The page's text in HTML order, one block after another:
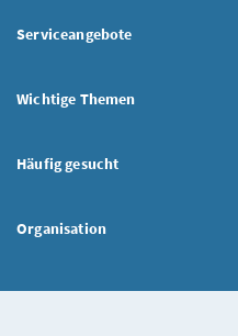
Serviceangebote
Wichtige Themen
Häufig gesucht
Organisation